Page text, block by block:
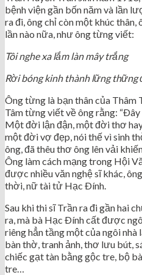
bệnh viện gần bốn năm và lần
ra đi, ông chỉ còn một khúc
lần nào nữa, như ông từng viết:
Tôi nghe xa lắm làn mây trắng
Rời bóng kinh thành lững thững
Ông từng là bạn thân của Thâm
Tâm từng viết về ông rằng:
Một đời lận đận, một đời thơ
một đời vợ đẹp, nói thế vì sinh
ông, đã thêu thơ ông lên vải
Ông làm cách mạng trong Hội
được nhiều văn nghệ sĩ khác,
thời, nữ tài tử Hạc Ðính.
Sau khi thi sĩ Trần ra đi gần hai
ra, mà bà Hạc Ðính cất được
riêng hẳn tầng một của ngôi
bàn thờ, tranh ảnh, thơ lưu bút,
chiếc gạt tàn bằng gộc tre, bộ
tre…